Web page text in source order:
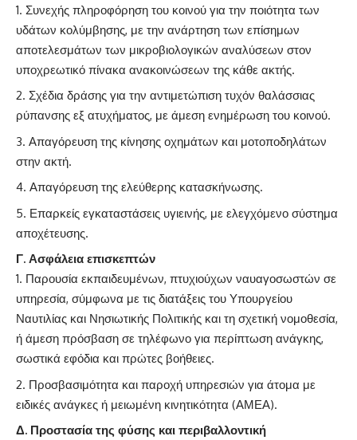
Συνεχής πληροφόρηση του κοινού για την ποιότητα των
υδάτων κολύμβησης, με την ανάρτηση των επίσημων
αποτελεσμάτων των μικροβιολογικών αναλύσεων στον
υποχρεωτικό πίνακα ανακοινώσεων της κάθε ακτής.
Σχέδια δράσης για την αντιμετώπιση τυχόν θαλάσσιας
ρύπανσης εξ ατυχήματος, με άμεση ενημέρωση του κοινού.
Απαγόρευση της κίνησης οχημάτων και μοτοποδηλάτων
στην ακτή.
Απαγόρευση της ελεύθερης κατασκήνωσης.
Επαρκείς εγκαταστάσεις υγιεινής, με ελεγχόμενο σύστημα
αποχέτευσης.
Γ. Ασφάλεια επισκεπτών
Παρουσία εκπαιδευμένων, πτυχιούχων ναυαγοσωστών σε
υπηρεσία, σύμφωνα με τις διατάξεις του Υπουργείου
Ναυτιλίας και Νησιωτικής Πολιτικής και τη σχετική νομοθεσία,
ή άμεση πρόσβαση σε τηλέφωνο για περίπτωση ανάγκης,
σωστικά εφόδια και πρώτες βοήθειες.
Προσβασιμότητα και παροχή υπηρεσιών για άτομα με
ειδικές ανάγκες ή μειωμένη κινητικότητα (ΑΜΕΑ).
Δ. Προστασία της φύσης και περιβαλλοντική